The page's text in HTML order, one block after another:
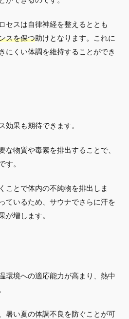
セスは自律神経を整えるととも
スを保つ助けとなります。これに
にくい体調を維持することができ
効果も期待できます。
な物質や毒素を排出することで、
す。
ことで体内の不純物を排出しま
ているため、サウナでさらに汗を
が増します。
環境への適応能力が高まり、熱中
暑い夏の体調不良を防ぐことが可